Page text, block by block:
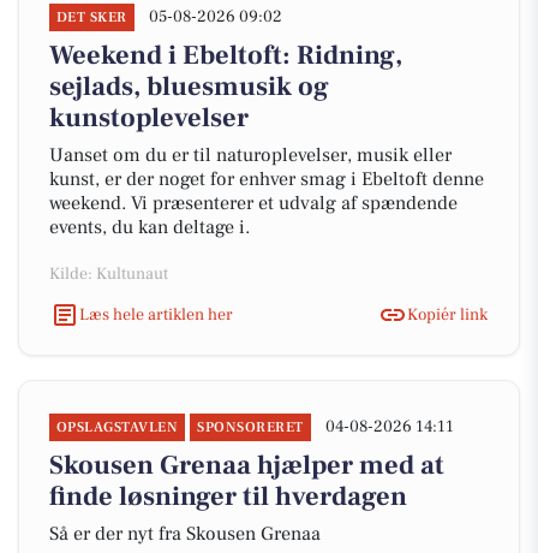
DET SKER 05-08-2026 09:02
Weekend i Ebeltoft: Ridning,
sejlads, bluesmusik og
kunstoplevelser
Uanset om du er til naturoplevelser, musik eller
kunst, er der noget for enhver smag i Ebeltoft denne
weekend. Vi præsenterer et udvalg af spændende
events, du kan deltage i.
Kilde: Kultunaut
Læs hele artiklen her
Kopiér link
OPSLAGSTAVLEN SPONSORERET 04-08-2026 14:11
Skousen Grenaa hjælper med at
finde løsninger til hverdagen
Så er der nyt fra Skousen Grenaa